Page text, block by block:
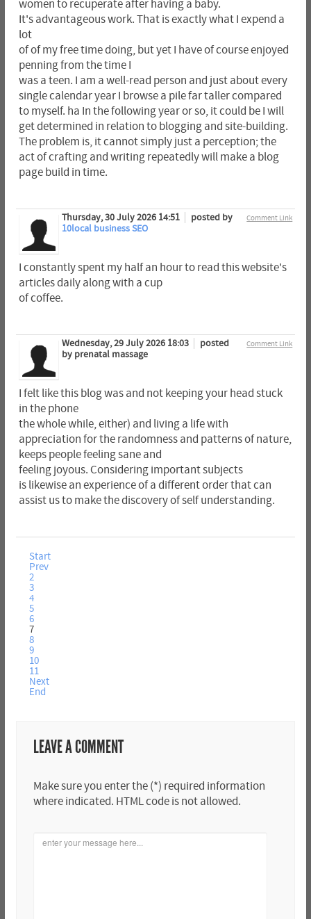
women to recuperate after having a baby.
It's advantageous work. That is exactly what I expend a
lot
of of my free time doing, but yet I have of course enjoyed
penning from the time I
was a teen. I am a well-read person and just about every
single calendar year I browse a pile far taller compared
to myself. ha In the following year or so, it could be I will
get determined in relation to blogging and site-building.
The problem is, it cannot simply just a perception; the
act of crafting and writing repeatedly will make a blog
page build in time.
Comment Link
Thursday, 30 July 2026 14:51
posted by
10local business SEO
I constantly spent my half an hour to read this website's
articles daily along with a cup
of coffee.
Comment Link
Wednesday, 29 July 2026 18:03
posted
by prenatal massage
I felt like this blog was and not keeping your head stuck
in the phone
the whole while, either) and living a life with
appreciation for the randomness and patterns of nature,
keeps people feeling sane and
feeling joyous. Considering important subjects
is likewise an experience of a different order that can
assist us to make the discovery of self understanding.
Start
Prev
2
3
4
5
6
7
8
9
10
11
Next
End
LEAVE A COMMENT
Make sure you enter the (*) required information
where indicated. HTML code is not allowed.